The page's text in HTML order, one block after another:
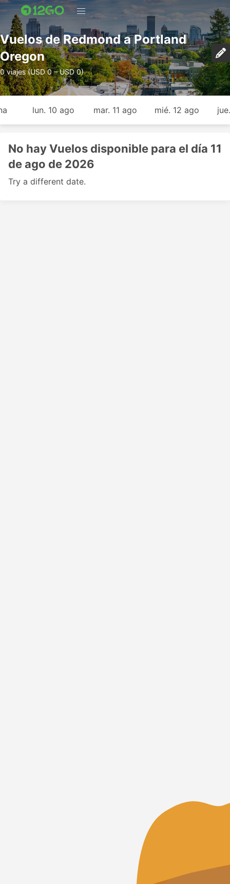
Vuelos de Redmond a Portland
Oregon
0 viajes (USD 0 – USD 0)
lun. 10 ago mar. 11 ago mié. 12 ago
No hay Vuelos disponible para el día 11
de ago de 2026
Try a different date.